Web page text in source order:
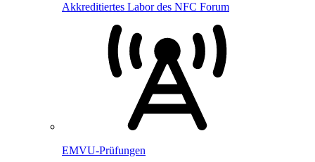
Akkreditiertes Labor des NFC Forum
EMVU-Prüfungen